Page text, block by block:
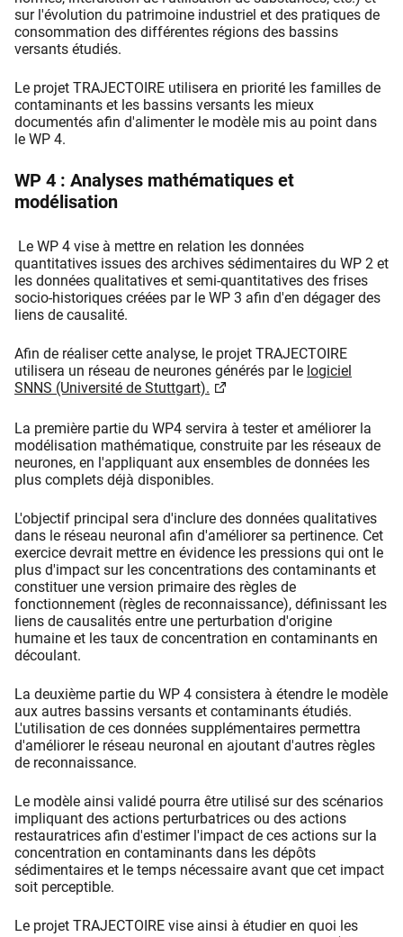
sur l'évolution du patrimoine industriel et des pratiques de
consommation des différentes régions des bassins
versants étudiés.
Le projet TRAJECTOIRE utilisera en priorité les familles de
contaminants et les bassins versants les mieux
documentés afin d'alimenter le modèle mis au point dans
le WP 4.
WP 4 : Analyses mathématiques et
modélisation
Le WP 4 vise à mettre en relation les données
quantitatives issues des archives sédimentaires du WP 2 et
les données qualitatives et semi-quantitatives des frises
socio-historiques créées par le WP 3 afin d'en dégager des
liens de causalité.
Afin de réaliser cette analyse, le projet TRAJECTOIRE
utilisera un réseau de neurones générés par le logiciel
SNNS (Université de Stuttgart).
La première partie du WP4 servira à tester et améliorer la
modélisation mathématique, construite par les réseaux de
neurones, en l'appliquant aux ensembles de données les
plus complets déjà disponibles.
L'objectif principal sera d'inclure des données qualitatives
dans le réseau neuronal afin d'améliorer sa pertinence. Cet
exercice devrait mettre en évidence les pressions qui ont le
plus d'impact sur les concentrations des contaminants et
constituer une version primaire des règles de
fonctionnement (règles de reconnaissance), définissant les
liens de causalités entre une perturbation d'origine
humaine et les taux de concentration en contaminants en
découlant.
La deuxième partie du WP 4 consistera à étendre le modèle
aux autres bassins versants et contaminants étudiés.
L'utilisation de ces données supplémentaires permettra
d'améliorer le réseau neuronal en ajoutant d'autres règles
de reconnaissance.
Le modèle ainsi validé pourra être utilisé sur des scénarios
impliquant des actions perturbatrices ou des actions
restauratrices afin d'estimer l'impact de ces actions sur la
concentration en contaminants dans les dépôts
sédimentaires et le temps nécessaire avant que cet impact
soit perceptible.
Le projet TRAJECTOIRE vise ainsi à étudier en quoi les